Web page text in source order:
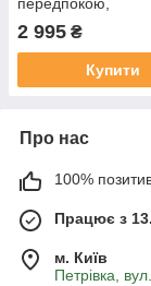
столик
2 995 ₴
Купити
Про нас
100%
Працює з
м. Київ
Петрівка,